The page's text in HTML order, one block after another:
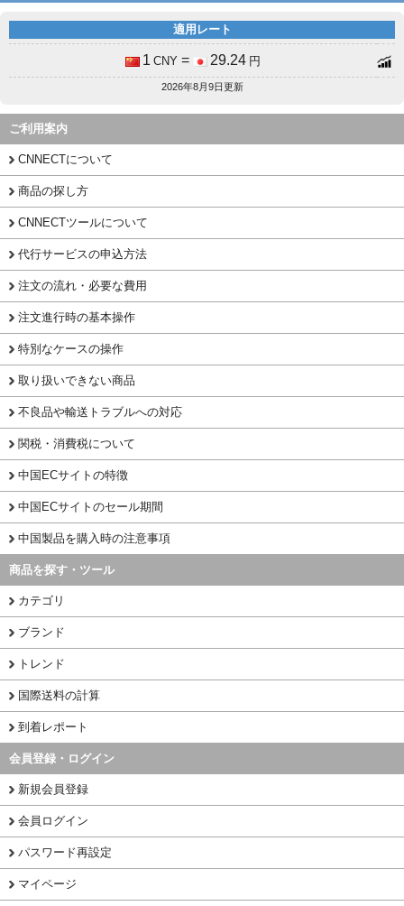
適用レート
1 CNY = 29.24 円
2026年8月9日更新
ご利用案内
CNNECTについて
商品の探し方
CNNECTツールについて
代行サービスの申込方法
注文の流れ・必要な費用
注文進行時の基本操作
特別なケースの操作
取り扱いできない商品
不良品や輸送トラブルへの対応
関税・消費税について
中国ECサイトの特徴
中国ECサイトのセール期間
中国製品を購入時の注意事項
商品を探す・ツール
カテゴリ
ブランド
トレンド
国際送料の計算
到着レポート
会員登録・ログイン
新規会員登録
会員ログイン
パスワード再設定
マイページ